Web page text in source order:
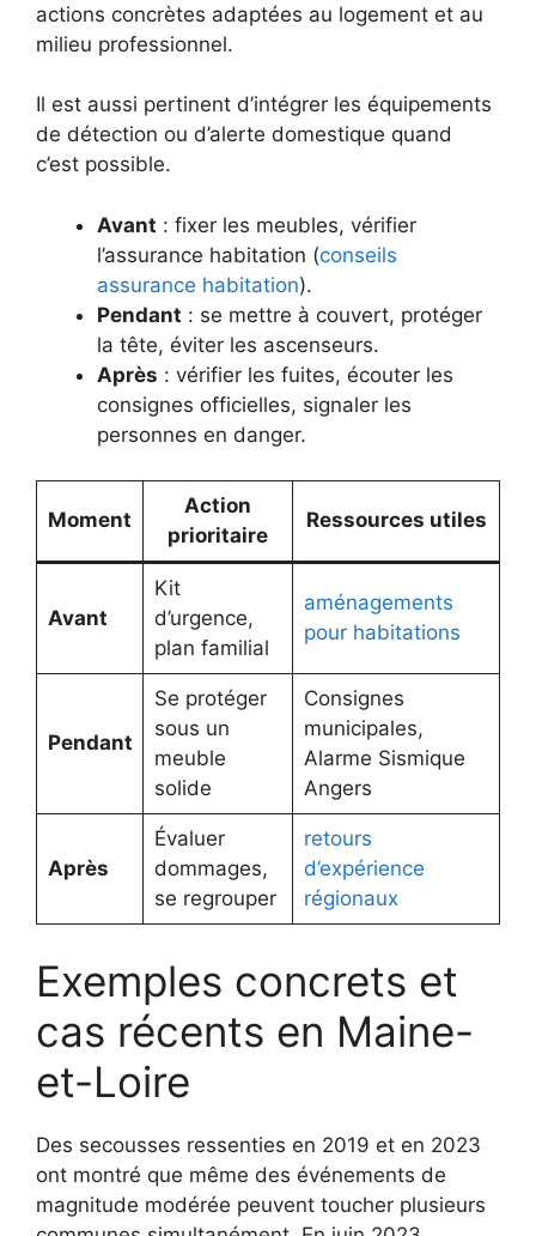
actions concrètes adaptées au logement et au
milieu professionnel.
Il est aussi pertinent d’intégrer les équipements
de détection ou d’alerte domestique quand
c’est possible.
Avant : fixer les meubles, vérifier
l’assurance habitation (conseils
assurance habitation).
Pendant : se mettre à couvert, protéger
la tête, éviter les ascenseurs.
Après : vérifier les fuites, écouter les
consignes officielles, signaler les
personnes en danger.
Moment
Action
prioritaire
Ressources utiles
Avant
Kit
d’urgence,
plan familial
aménagements
pour habitations
Pendant
Se protéger
sous un
meuble
solide
Consignes
municipales,
Alarme Sismique
Angers
Après
Évaluer
dommages,
se regrouper
retours
d’expérience
régionaux
Exemples concrets et
cas récents en Maine-
et-Loire
Des secousses ressenties en 2019 et en 2023
ont montré que même des événements de
magnitude modérée peuvent toucher plusieurs